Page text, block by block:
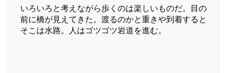
いろいろと考えながら歩くのは楽しいものだ。目の
前に橋が見えてきた。渡るのかと重きや到着すると
そこは水路。人はゴツゴツ岩道を進む。